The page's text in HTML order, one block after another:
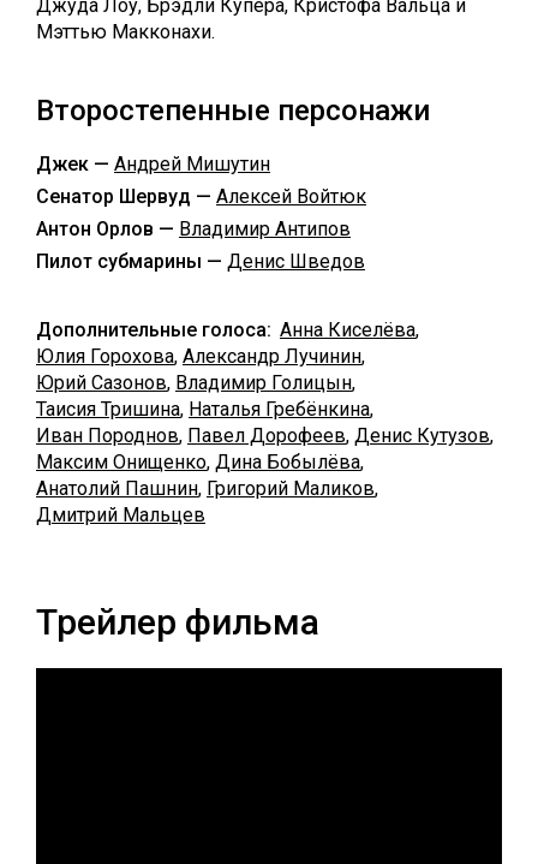
Джуда Лоу, Брэдли Купера, Кристофа Вальца и
Мэттью Макконахи.
Второстепенные персонажи
Джек — Андрей Мишутин
Сенатор Шервуд — Алексей Войтюк
Антон Орлов — Владимир Антипов
Пилот субмарины — Денис Шведов
Дополнительные голоса: Анна Киселёва,
Юлия Горохова, Александр Лучинин,
Юрий Сазонов, Владимир Голицын,
Таисия Тришина, Наталья Гребёнкина,
Иван Породнов, Павел Дорофеев, Денис Кутузов,
Максим Онищенко, Дина Бобылёва,
Анатолий Пашнин, Григорий Маликов,
Дмитрий Мальцев
Трейлер фильма